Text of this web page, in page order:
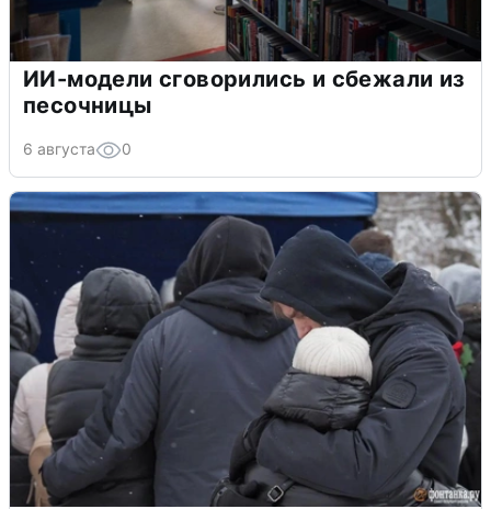
ИИ-модели сговорились и сбежали из
песочницы
6 августа 0